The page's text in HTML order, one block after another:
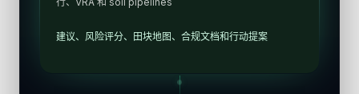
建议、风险评分、田块地图、合规文档和行动提案